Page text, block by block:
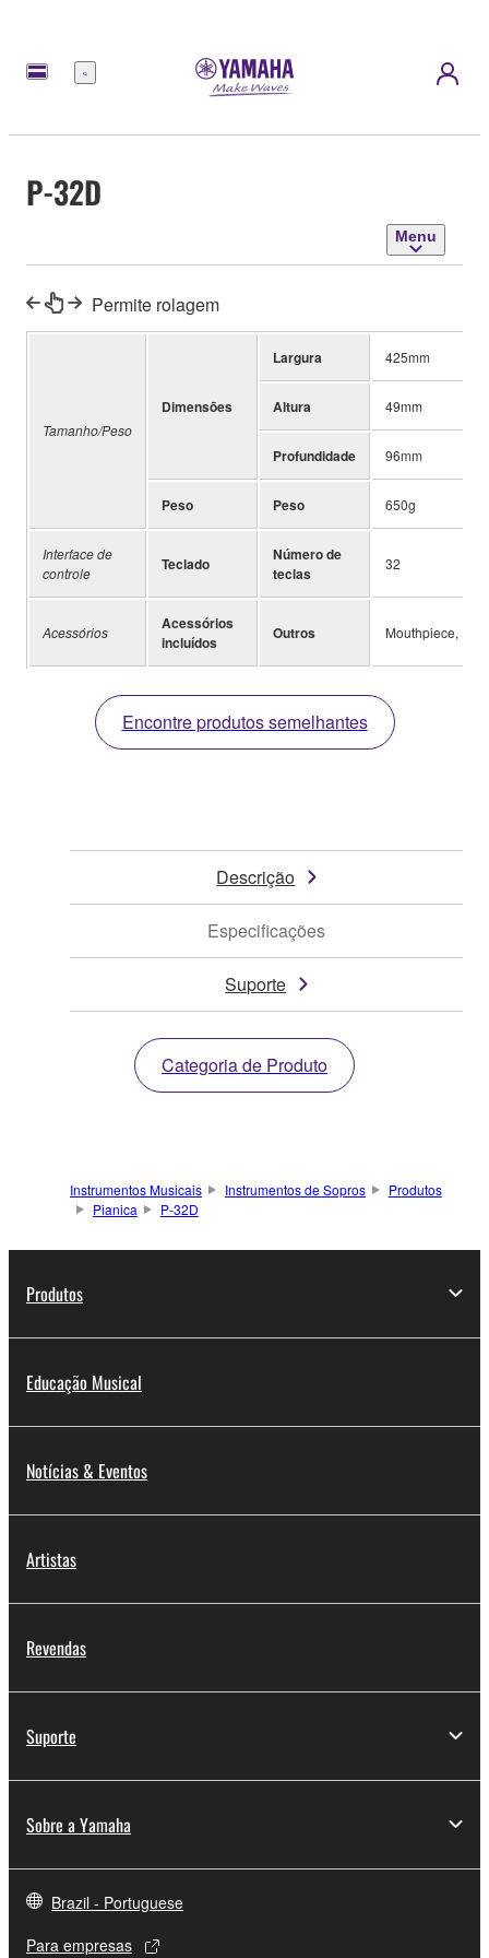
Menu
P-32D
Menu
Permite rolagem
Tamanho/Peso
Dimensões
Largura 425mm
Altura 49mm
Profundidade 96mm
Peso Peso 650g
Interface de
controle
Teclado
Número de
teclas
32
Acessórios
Acessórios
incluídos
Outros Mouthpiece,
Encontre produtos semelhantes
Descrição
Especificações
Suporte
Categoria de Produto
Instrumentos Musicais Instrumentos de Sopros
Produtos
Pianica
P-32D
Produtos
Educação Musical
Notícias & Eventos
Artistas
Revendas
Suporte
Sobre a Yamaha
Brazil - Portuguese
Para empresas